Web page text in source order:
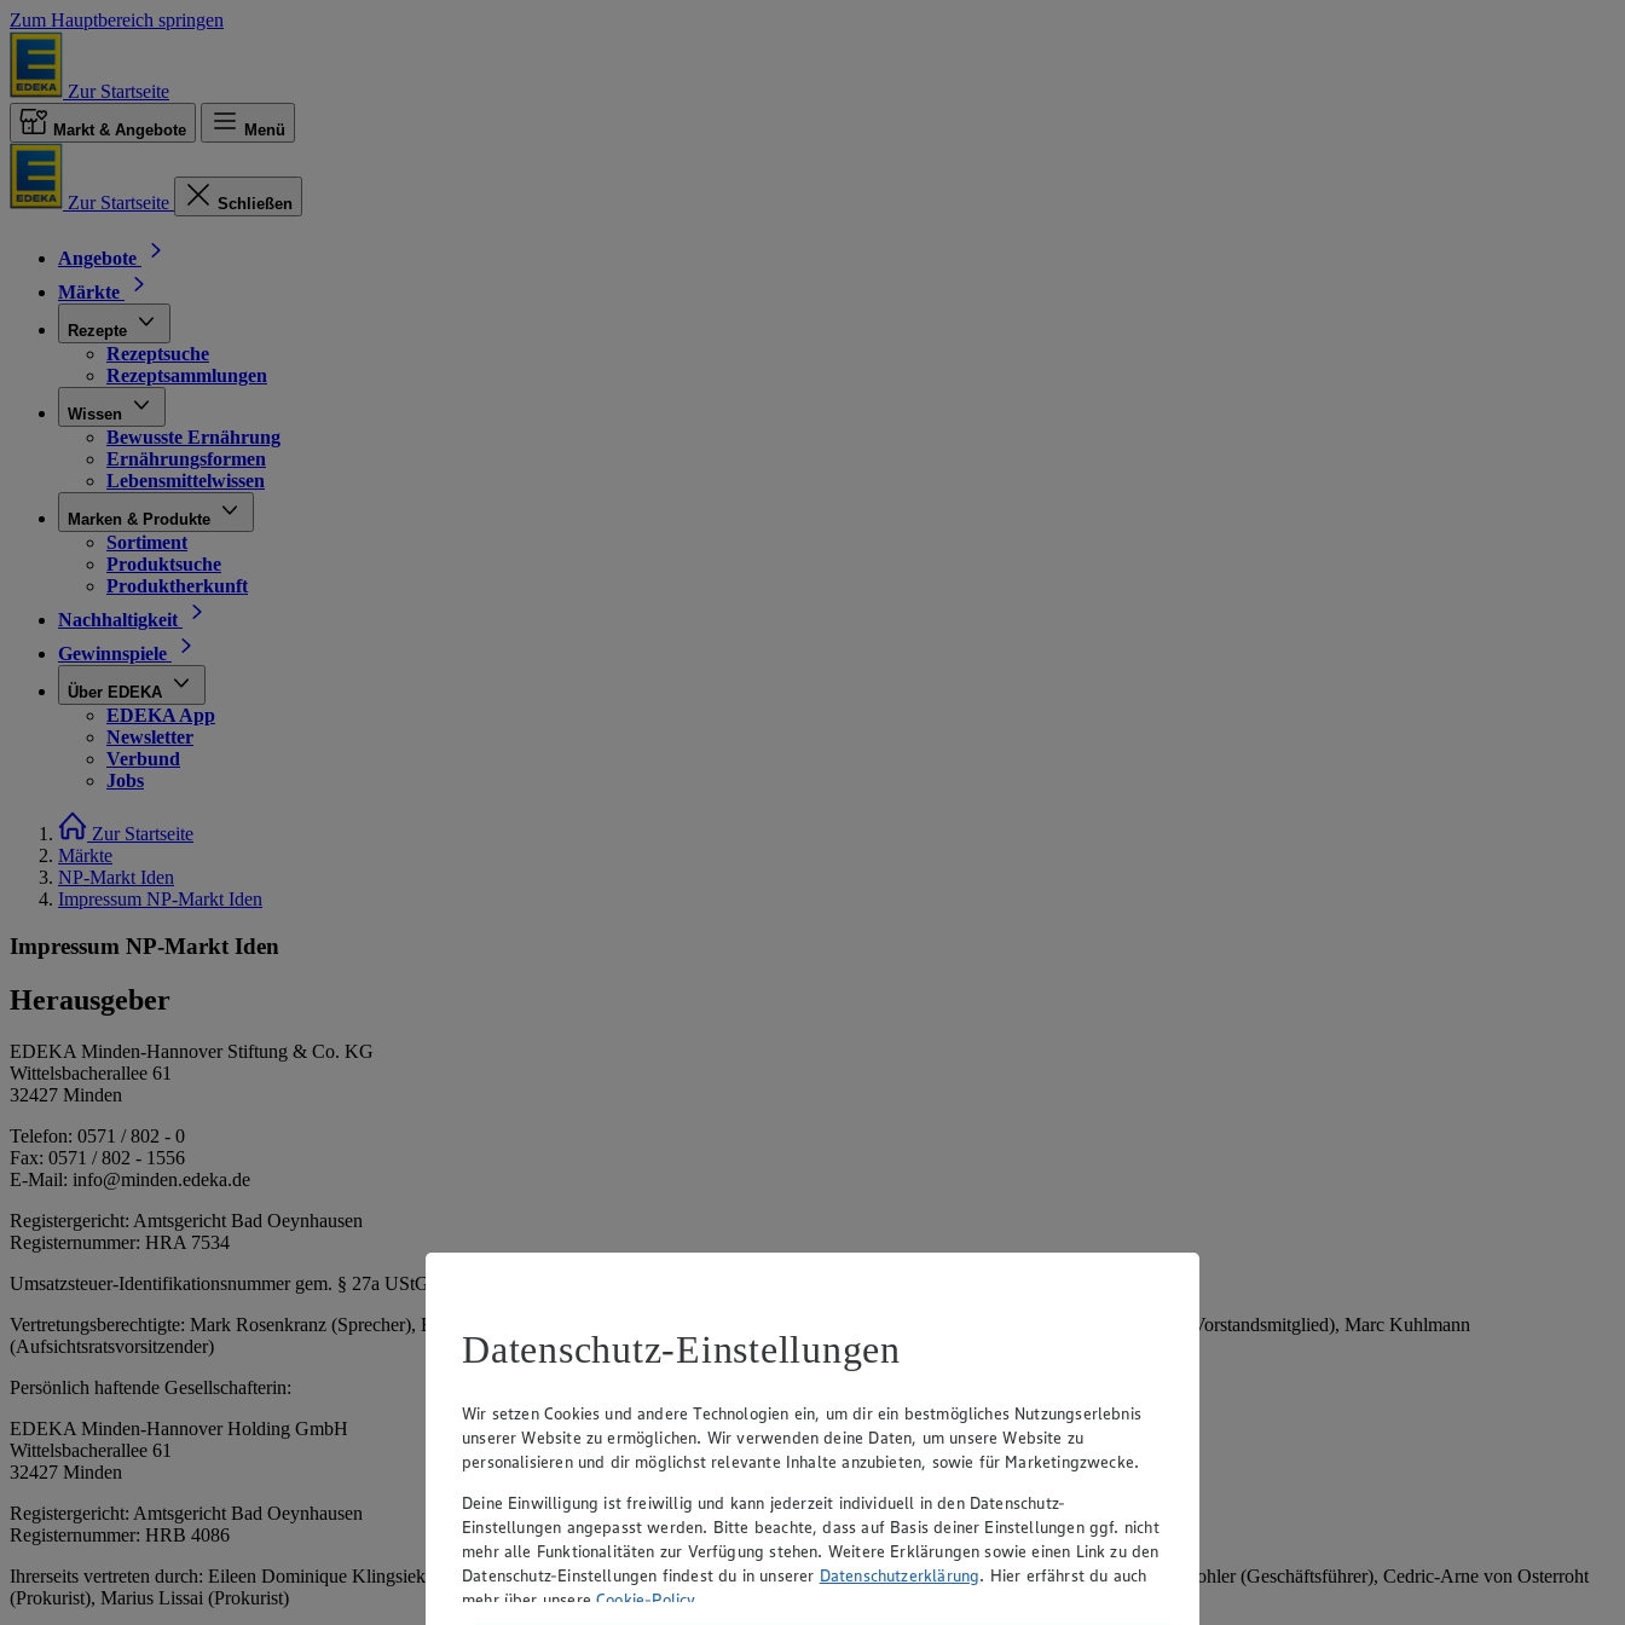
Zum Hauptbereich springen
Zur Startseite
Markt & Angebote Menü
Zur Startseite Schließen
Angebote
Märkte
Rezepte
Rezeptsuche
Rezeptsammlungen
Wissen
Bewusste Ernährung
Ernährungsformen
Lebensmittelwissen
Marken & Produkte
Sortiment
Produktsuche
Produktherkunft
Nachhaltigkeit
Gewinnspiele
Über EDEKA
EDEKA App
Newsletter
Verbund
Jobs
Zur Startseite
Märkte
NP-Markt Iden
Impressum NP-Markt Iden
Impressum NP-Markt Iden
Herausgeber
EDEKA Minden-Hannover Stiftung & Co. KG
Wittelsbacherallee 61
32427 Minden
Telefon: 0571 / 802 - 0
Fax: 0571 / 802 - 1556
E-Mail: info@minden.edeka.de
Registergericht: Amtsgericht Bad Oeynhausen
Registernummer: HRA 7534
Umsatzsteuer-Identifikationsnummer gem. § 27a UStG: DE 266067317
Vertretungsberechtigte: Mark Rosenkranz (Sprecher), Eileen Dominique Klingsiek (Vorstandsmitglied), Ulf-U. Plath (Vorstandsmitglied), Stephan Wohler (Vorstandsmitglied), Marc Kuhlmann
(Aufsichtsratsvorsitzender)
Persönlich haftende Gesellschafterin:
EDEKA Minden-Hannover Holding GmbH
Wittelsbacherallee 61
32427 Minden
Registergericht: Amtsgericht Bad Oeynhausen
Registernummer: HRB 4086
Ihrerseits vertreten durch: Eileen Dominique Klingsiek (Geschäftsführerin), Mark Rosenkranz (Geschäftsführer), Ulf-U. Plath (Geschäftsführer), Stephan Wohler (Geschäftsführer), Cedric-Arne von Osterroht
(Prokurist), Marius Lissai (Prokurist)
Datenschutz-Einstellungen
Wir setzen Cookies und andere Technologien ein, um dir ein bestmögliches Nutzungserlebnis
unserer Website zu ermöglichen. Wir verwenden deine Daten, um unsere Website zu
personalisieren und dir möglichst relevante Inhalte anzubieten, sowie für Marketingzwecke.
Deine Einwilligung ist freiwillig und kann jederzeit individuell in den Datenschutz-
Einstellungen angepasst werden. Bitte beachte, dass auf Basis deiner Einstellungen ggf. nicht
mehr alle Funktionalitäten zur Verfügung stehen. Weitere Erklärungen sowie einen Link zu den
Datenschutz-Einstellungen findest du in unserer Datenschutzerklärung. Hier erfährst du auch
mehr über unsereCookie-Policy.